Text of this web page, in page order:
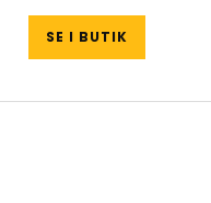
SE I BUTIK